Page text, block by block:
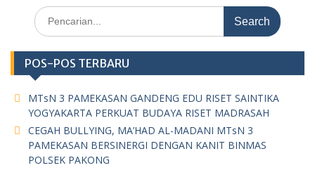
Search
for:
POS-POS TERBARU
MTsN 3 PAMEKASAN GANDENG EDU RISET SAINTIKA
YOGYAKARTA PERKUAT BUDAYA RISET MADRASAH
CEGAH BULLYING, MA’HAD AL-MADANI MTsN 3
PAMEKASAN BERSINERGI DENGAN KANIT BINMAS
POLSEK PAKONG